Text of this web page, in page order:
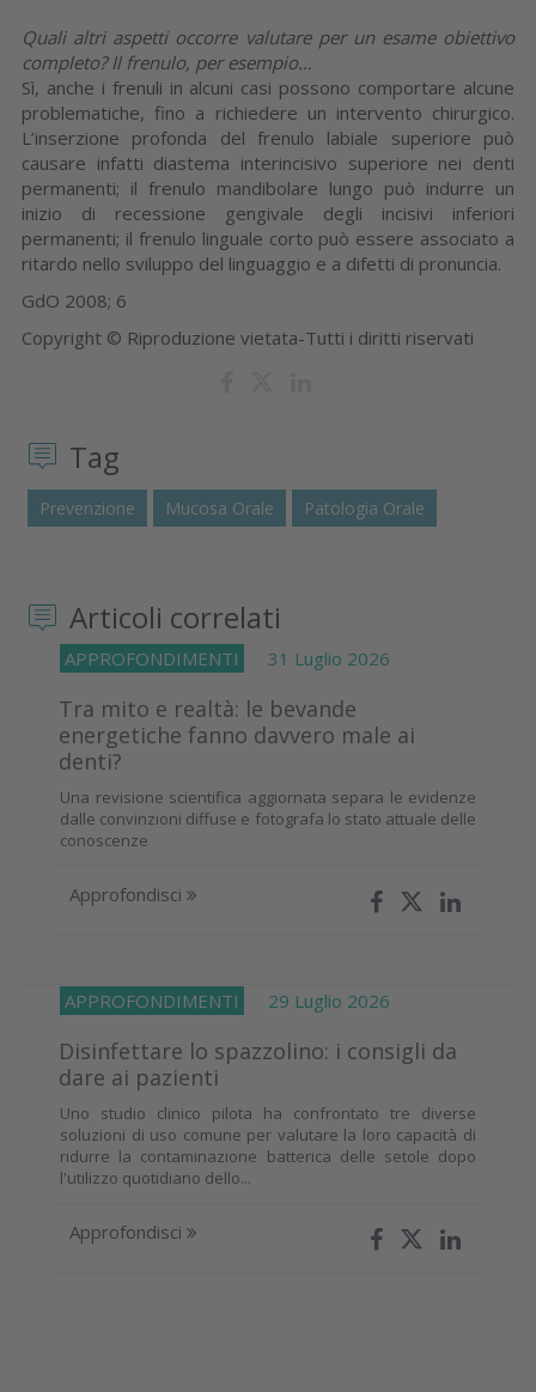
Quali altri aspetti occorre valutare per un esame obiettivo
completo? Il frenulo, per esempio…
Sì, anche i frenuli in alcuni casi possono comportare alcune
problematiche, fino a richiedere un intervento chirurgico.
L’inserzione profonda del frenulo labiale superiore può
causare infatti diastema interincisivo superiore nei denti
permanenti; il frenulo mandibolare lungo può indurre un
inizio di recessione gengivale degli incisivi inferiori
permanenti; il frenulo linguale corto può essere associato a
ritardo nello sviluppo del linguaggio e a difetti di pronuncia.
GdO 2008; 6
Copyright © Riproduzione vietata-Tutti i diritti riservati
Tag
Prevenzione Mucosa Orale Patologia Orale
Articoli correlati
APPROFONDIMENTI 31 Luglio 2026
Tra mito e realtà: le bevande
energetiche fanno davvero male ai
denti?
Una revisione scientifica aggiornata separa le evidenze
dalle convinzioni diffuse e fotografa lo stato attuale delle
conoscenze
Approfondisci
APPROFONDIMENTI 29 Luglio 2026
Disinfettare lo spazzolino: i consigli da
dare ai pazienti
Uno studio clinico pilota ha confrontato tre diverse
soluzioni di uso comune per valutare la loro capacità di
ridurre la contaminazione batterica delle setole dopo
l'utilizzo quotidiano dello...
Approfondisci